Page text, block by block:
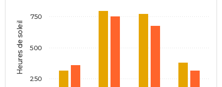
Heures de soleil
250
500
750